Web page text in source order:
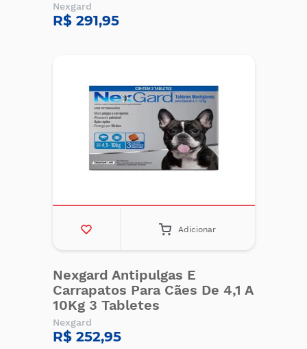
Nexgard
R$ 291,95
Adicionar
Nexgard Antipulgas E
Carrapatos Para Cães De 4,1 A
10Kg 3 Tabletes
Nexgard
R$ 252,95